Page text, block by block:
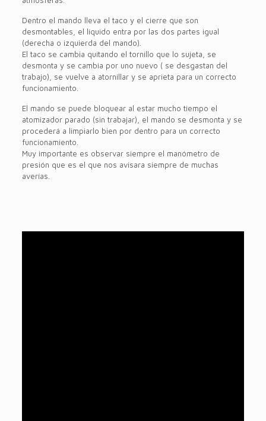
Dentro el mando lleva el taco y el cierre que son
desmontables, el líquido entra por las dos partes igual
(derecha o izquierda del mando).
El taco se cambia quitando el tornillo que lo sujeta, se
desmonta y se cambia por uno nuevo ( se desgastan del
trabajo), se vuelve a atornillar y se aprieta para un correcto
funcionamiento.
El mando se puede bloquear al estar mucho tiempo el
atomizador parado (sin trabajar), el mando se desmonta y se
procederá a limpiarlo bien por dentro para un correcto
funcionamiento.
Muy importante es observar siempre el manómetro de
presión que es el que nos avisara siempre de muchas
averías.